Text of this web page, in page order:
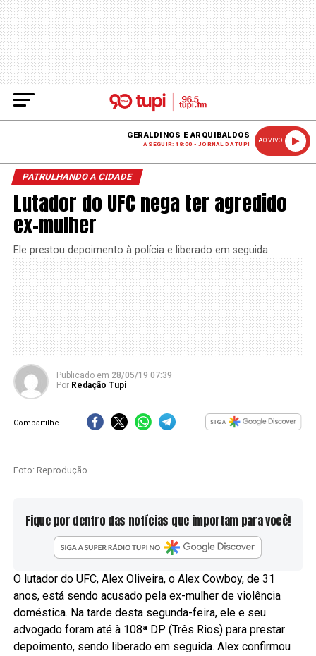
GERALDINOS E ARQUIBALDOS
A SEGUIR: 18:00 - JORNAL DA TUPI
AO VIVO
PATRULHANDO A CIDADE
Lutador do UFC nega ter agredido
ex-mulher
Ele prestou depoimento à polícia e liberado em seguida
Publicado em 28/05/19 07:39
Por Redação Tupi
Compartilhe
Foto: Reprodução
Fique por dentro das notícias que importam para você!
O lutador do UFC, Alex Oliveira, o Alex Cowboy, de 31
anos, está sendo acusado pela ex-mulher de violência
doméstica. Na tarde desta segunda-feira, ele e seu
advogado foram até à 108ª DP (Três Rios) para prestar
depoimento, sendo liberado em seguida. Alex confirmou